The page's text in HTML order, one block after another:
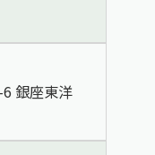
銀座東洋